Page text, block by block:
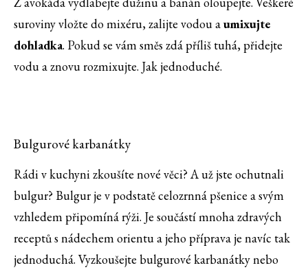
suroviny vložte do mixéru, zalijte vodou aumixujte
dohladka. Pokud se vám směs zdá příliš tuhá, přidejte
vodu a znovu rozmixujte. Jak jednoduché.
Bulgurové karbanátky
Rádi v kuchyni zkoušíte nové věci? A už jste ochutnali
bulgur? Bulgur je v podstatě celozrnná pšenice a svým
vzhledem připomíná rýži. Je součástí mnoha zdravých
receptů s nádechem orientu a jeho příprava je navíc tak
jednoduchá. Vyzkoušejte bulgurové karbanátky nebo